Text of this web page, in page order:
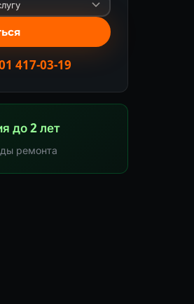
417-03-19
до 2 лет
ремонта